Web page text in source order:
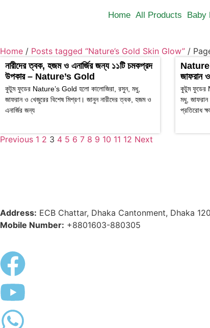
Home All Products Baby
Home / Posts tagged “Nature’s Gold Skin Glow” /
নারীদের ত্বক, হজম ও এনার্জির জন্য ১১টি চমকপ্রদ
উপকার – Nature’s Gold
কুটুম ফুডের Nature’s Gold হলো কালোজিরা, রসুন, মধু,
জাফরান ও খেজুরের বিশেষ মিশ্রণ। জানুন নারীদের ত্বক, হজম ও
এনার্জির জন্য
জাফরান
কুটুম ফুডের
মধু,
প্রতিরোধ
Previous 1 2 3 4 5 6 7 8 9 10 11 12 Next
Address: ECB Chattar, Dhaka Cantonment, Dhaka
Mobile Number: +8801603-880305